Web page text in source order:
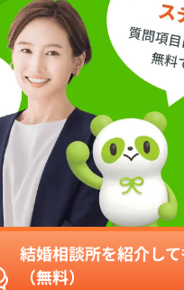
結婚相談所を紹介して
（無料）